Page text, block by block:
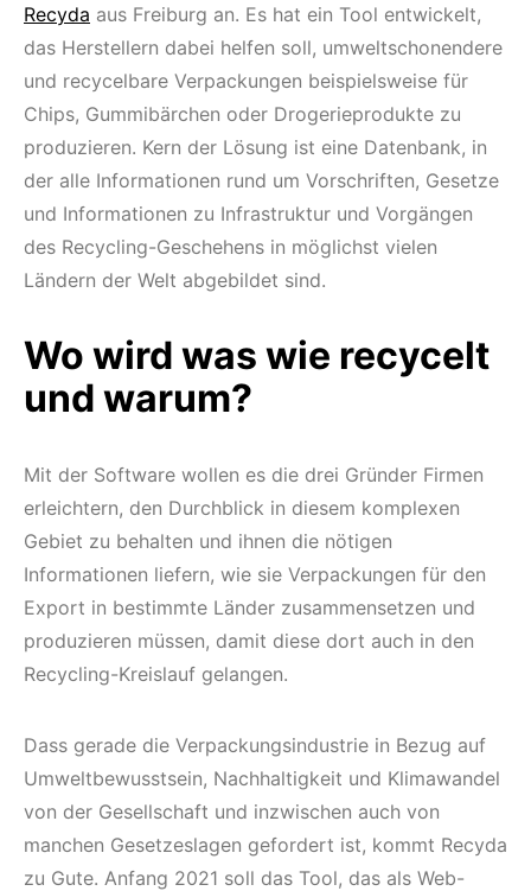
Recyda aus Freiburg an. Es hat ein Tool entwickelt,
das Herstellern dabei helfen soll, umweltschonendere
und recycelbare Verpackungen beispielsweise für
Chips, Gummibärchen oder Drogerieprodukte zu
produzieren. Kern der Lösung ist eine Datenbank, in
der alle Informationen rund um Vorschriften, Gesetze
und Informationen zu Infrastruktur und Vorgängen
des Recycling-Geschehens in möglichst vielen
Ländern der Welt abgebildet sind.
Wo wird was wie recycelt
und warum?
Mit der Software wollen es die drei Gründer Firmen
erleichtern, den Durchblick in diesem komplexen
Gebiet zu behalten und ihnen die nötigen
Informationen liefern, wie sie Verpackungen für den
Export in bestimmte Länder zusammensetzen und
produzieren müssen, damit diese dort auch in den
Recycling-Kreislauf gelangen.
Dass gerade die Verpackungsindustrie in Bezug auf
Umweltbewusstsein, Nachhaltigkeit und Klimawandel
von der Gesellschaft und inzwischen auch von
manchen Gesetzeslagen gefordert ist, kommt Recyda
zu Gute. Anfang 2021 soll das Tool, das als Web-